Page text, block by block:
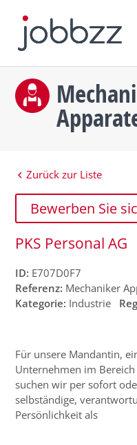
Zurück zur Liste
Bewerben Sie
PKS Personal AG
ID: E707D0F7
Referenz: Mechaniker
Kategorie: Industrie
Für unsere Mandantin,
Unternehmen im
suchen wir per sofort
selbständige,
Persönlichkeit als